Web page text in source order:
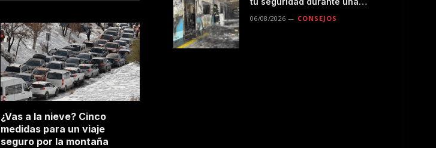
¿Vas a la nieve? Cinco
medidas para un viaje
seguro por la montaña
transporte público
06/08/2026 CONSEJOS